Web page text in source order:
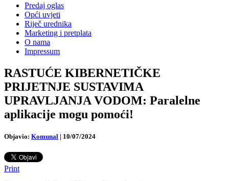
Predaj oglas
Opći uvjeti
Riječ urednika
Marketing i pretplata
O nama
Impressum
RASTUĆE KIBERNETIČKE
PRIJETNJE SUSTAVIMA
UPRAVLJANJA VODOM: Paralelne
aplikacije mogu pomoći!
Objavio: Komunal | 10/07/2024
Print